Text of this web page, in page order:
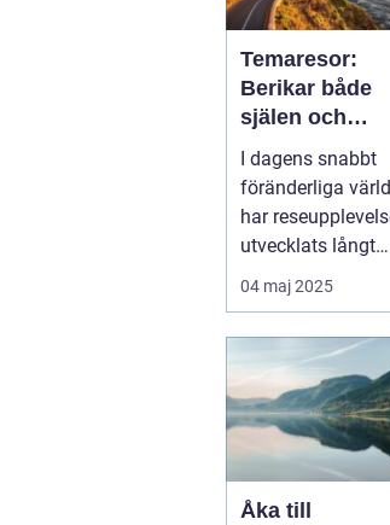
Temaresor:
Berikar både
själen och
sinnet
I dagens snabbt
föränderliga värld
har
utvecklats långt
bortom ...
04 maj 2025
Åka till